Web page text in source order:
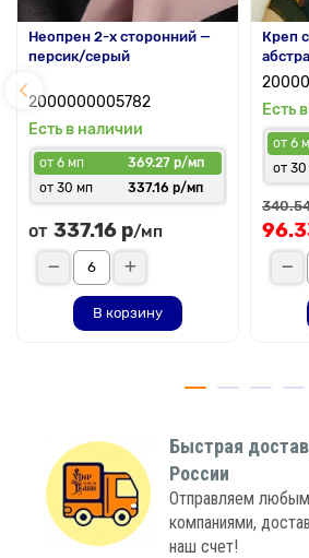
Неопрен 2-х сторонний —
персик/серый
2000000005782
Есть в наличии
от 6 мп
369.27 р/мп
от 30 мп
337.16 р/мп
от 337.16 р/мп
В корзину
Креп
Есть
от 6
от
Быстрая
России
Отправляем
компаниями,
наш счет!